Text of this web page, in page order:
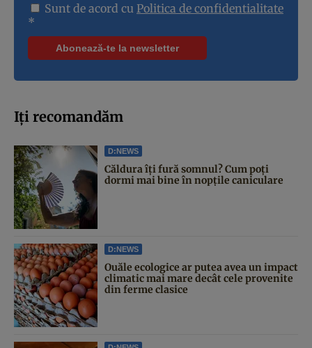
Sunt de acord cu Politica de confidentialitate
*
Iți recomandăm
D:NEWS
Căldura îți fură somnul? Cum poți
dormi mai bine în nopțile caniculare
D:NEWS
Ouăle ecologice ar putea avea un impact
climatic mai mare decât cele provenite
din ferme clasice